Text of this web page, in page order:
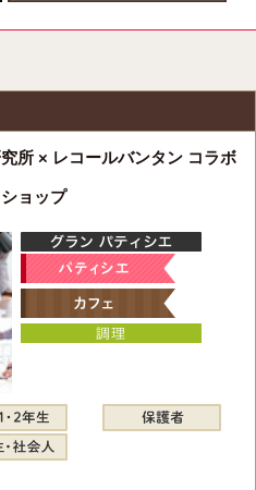
所 × レコールバンタン コラボ
ョップ